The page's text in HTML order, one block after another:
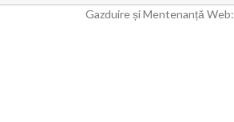
Gazduire și Mentenanță Web: